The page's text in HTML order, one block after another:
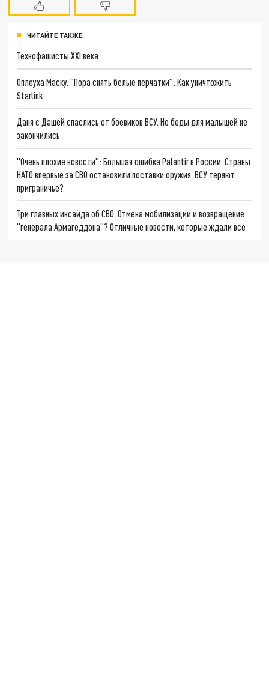
ЧИТАЙТЕ ТАКЖЕ:
Технофашисты XXI века
Оплеуха Маску. "Пора снять белые перчатки": Как уничтожить
Starlink
Даня с Дашей спаслись от боевиков ВСУ. Но беды для малышей не
закончились
"Очень плохие новости": Большая ошибка Palantir в России. Страны
НАТО впервые за СВО остановили поставки оружия. ВСУ теряют
приграничье?
Три главных инсайда об СВО. Отмена мобилизации и возвращение
"генерала Армагеддона"? Отличные новости, которые ждали все